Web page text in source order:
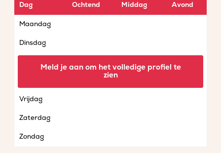
Dag Ochtend Middag Avond
Maandag
Dinsdag
Vrijdag
Zaterdag
Zondag
Meld je aan om het volledige profiel te
zien